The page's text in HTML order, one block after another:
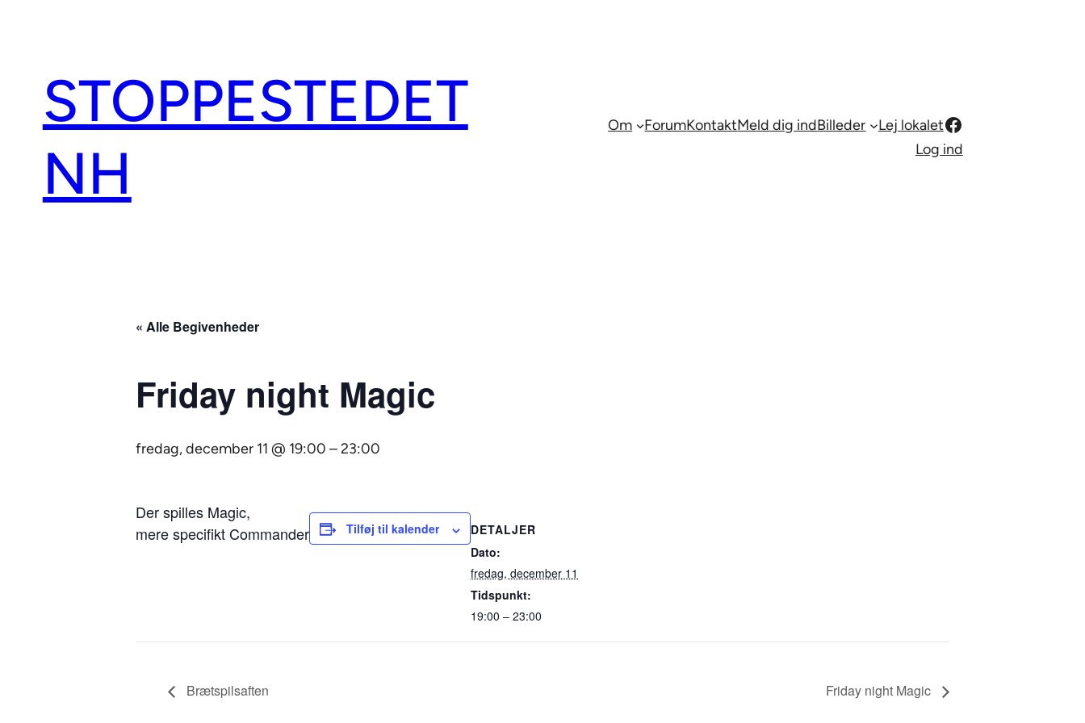
STOPPESTEDET
NH
Om ForumKontaktMeld dig indBilleder Lej lokaletFacebook
Log ind
« Alle Begivenheder
Friday night Magic
fredag, december 11 @ 19:00 –23:00
Der spilles Magic,
mere specifikt Commander
Tilføj til kalender
DETALJER
Dato:
fredag, december 11
Tidspunkt:
19:00 – 23:00
Brætspilsaften Friday night Magic